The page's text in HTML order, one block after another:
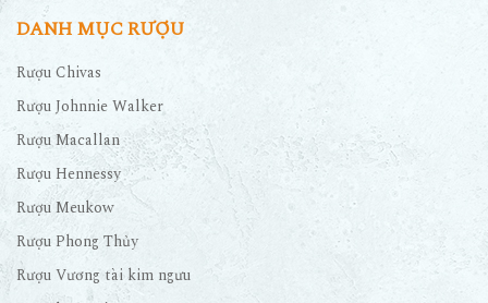
DANH MỤC RƯỢU
Rượu Chivas
Rượu Johnnie Walker
Rượu Macallan
Rượu Hennessy
Rượu Meukow
Rượu Phong Thủy
Rượu Vương tài kim ngưu